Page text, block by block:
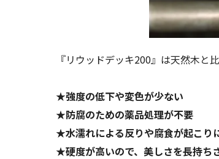
『リウッドデッキ200』は天然木と
★強度の低下や変色が少ない
★防腐のための薬品処理が不要
★水濡れによる反りや腐食が起こり
★硬度が高いので、美しさを長持ち